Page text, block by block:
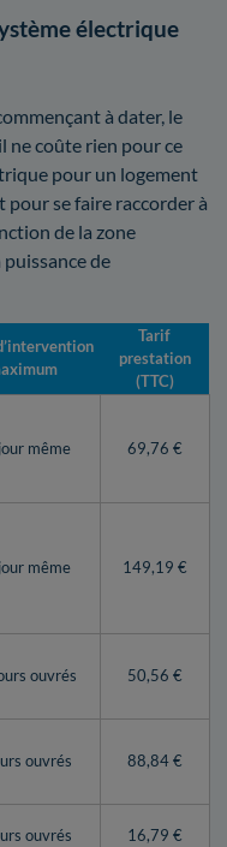
électrique
à dater, le
ne coûte rien pour ce
pour un logement
pour se faire raccorder à
de la zone
de
Tarif
prestation
(TTC)
même 69,76 €
même 149,19 €
ouvrés 50,56 €
ouvrés 88,84 €
ouvrés 16,79 €